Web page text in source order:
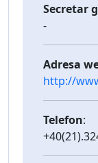
Secretar
-
Adresa
http://
Telefon: